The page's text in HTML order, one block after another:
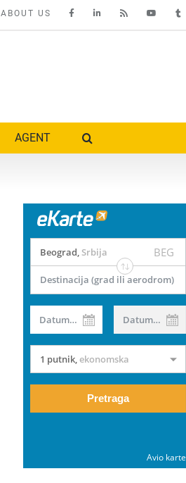
ABOUT US
AGENT
Beograd, Srbija BEG
Destinacija (grad ili aerodrom)
Datum od Datum do
1 putnik,ekonomska
Pretraga
Avio karte